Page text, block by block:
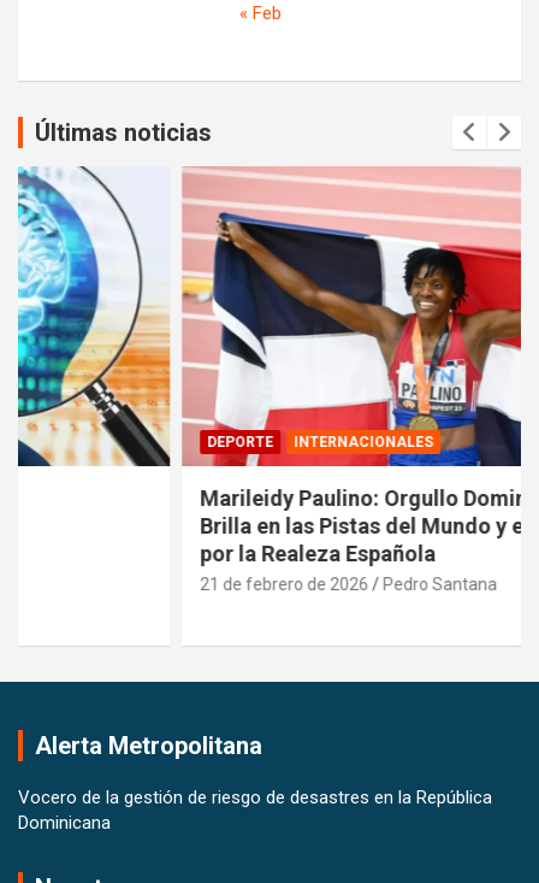
« Feb
Últimas noticias
DEPORTE INTERNACIONALES
Marileidy Paulino: Orgullo Dominicano que
Brilla en las Pistas del Mundo y es Reconocida
por la Realeza Española
21 de febrero de 2026 Pedro Santana
Alerta Metropolitana
Vocero de la gestión de riesgo de desastres en la República
Dominicana